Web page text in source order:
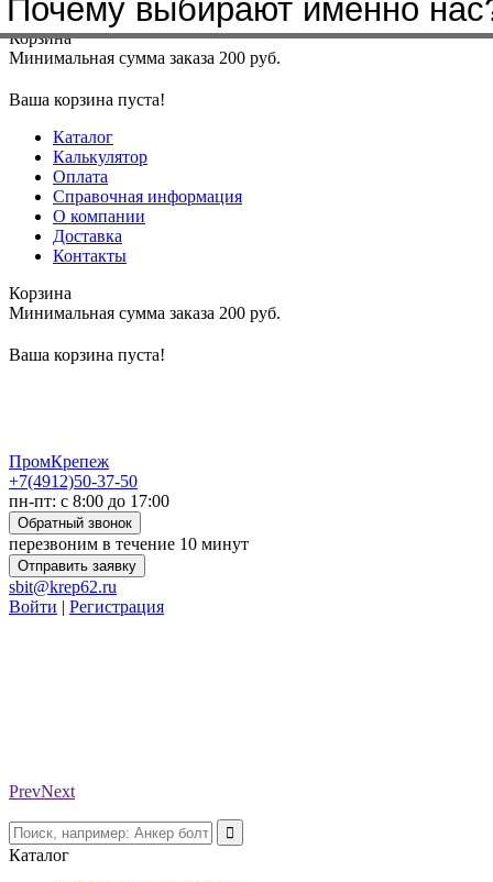
Меню+7(4912)50-37-50sbit@krep62.ru
Корзина
Минимальная сумма заказа 200 руб.
Ваша корзина пуста!
Каталог
Калькулятор
Оплата
Справочная информация
О компании
Доставка
Контакты
Корзина
Минимальная сумма заказа 200 руб.
Ваша корзина пуста!
ПромКрепеж
+7(4912)50-37-50
пн-пт: с 8:00 до 17:00
Обратный звонок
перезвоним в течение 10 минут
Отправить заявку
sbit@krep62.ru
Войти | Регистрация
PrevNext
Каталог
Почему выбирают именно